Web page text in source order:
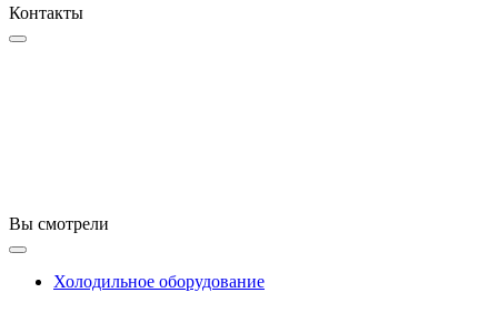
Контакты
Вы смотрели
Холодильное оборудование